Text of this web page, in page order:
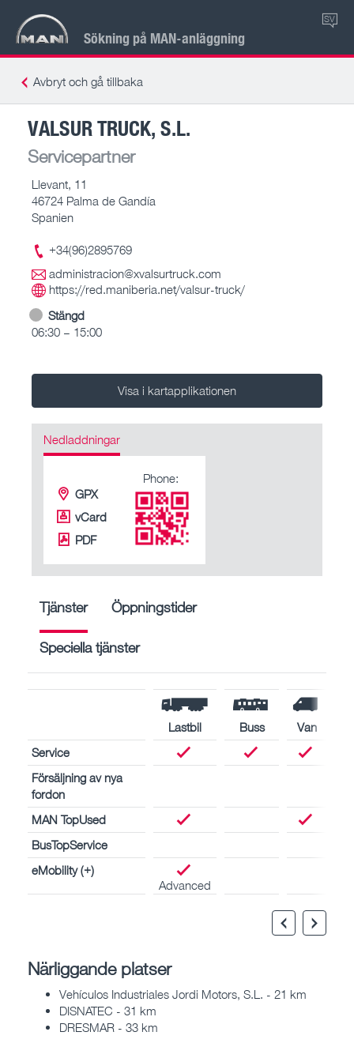
Sökning på MAN-anläggning
SV
Avbryt och gå tillbaka
VALSUR TRUCK, S.L.
Servicepartner
Llevant, 11
46724 Palma de Gandía
Spanien
+34(96)2895769
administracion@xvalsurtruck.com
https://red.maniberia.net/valsur-truck/
Stängd
06:30 – 15:00
Visa i kartapplikationen
Nedladdningar
GPX
vCard
PDF
Phone:
Tjänster Öppningstider
Speciella tjänster
Lastbil Buss
Van
Service
Försäljning av nya
fordon
MAN TopUsed
BusTopService
eMobility (+)
Advanced
Närliggande platser
Vehículos Industriales Jordi Motors, S.L. - 21 km
DISNATEC - 31 km
DRESMAR - 33 km